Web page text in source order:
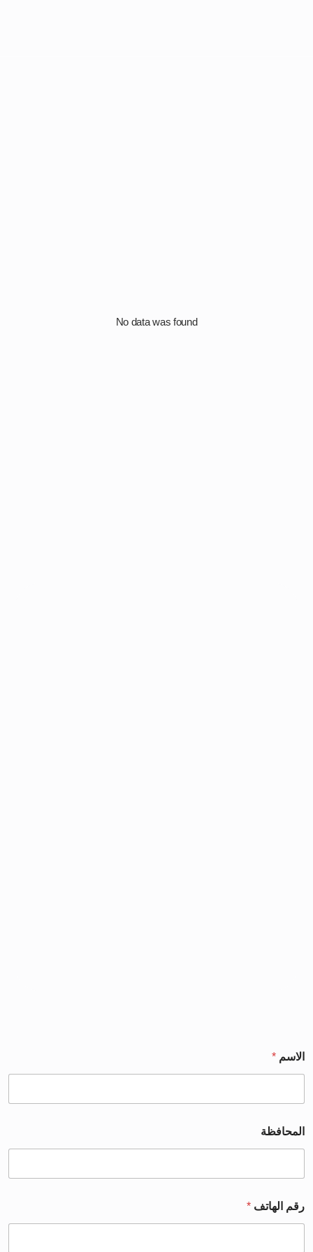
No data was found
الاسم *
المحافظة
رقم الهاتف *